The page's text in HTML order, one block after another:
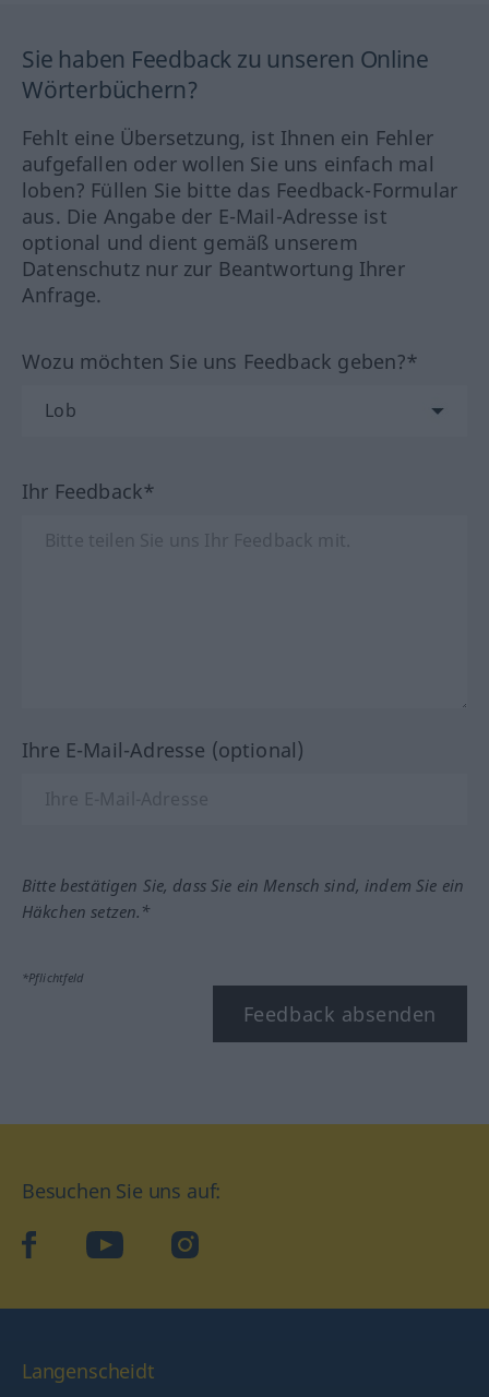
Sie haben Feedback zu unseren Online
Wörterbüchern?
Fehlt eine Übersetzung, ist Ihnen ein Fehler
aufgefallen oder wollen Sie uns einfach mal
loben? Füllen Sie bitte das Feedback-Formular
aus. Die Angabe der E-Mail-Adresse ist
optional und dient gemäß unserem
Datenschutz nur zur Beantwortung Ihrer
Anfrage.
Wozu möchten Sie uns Feedback geben?*
Ihr Feedback*
Ihre E-Mail-Adresse (optional)
Bitte bestätigen Sie, dass Sie ein Mensch sind, indem Sie ein
Häkchen setzen.*
*Pflichtfeld
Feedback absenden
Besuchen Sie uns auf:
facebookYouTube Instagram
Langenscheidt